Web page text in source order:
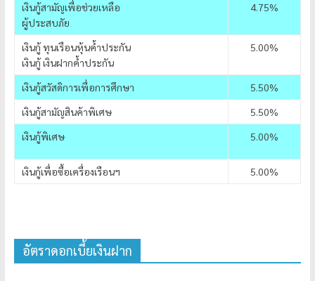
เงินกู้สามัญเพื่อช่วยเหลือ
ผู้ประสบภัย
4.75%
เงินกู้ ทุนเรือนหุ้นค้ำประกัน
เงินกู้ เงินฝากค้ำประกัน
5.00%
เงินกู้สวัสดิการเพื่อการศึกษา
5.50%
เงินกู้สามัญสินค้าพิเศษ
5.50%
เงินกู้พิเศษ
5.00%
เงินกู้เพื่อซื้อเครื่องเรือนฯ 5.00%
อัตราดอกเบี้ยเงินฝาก